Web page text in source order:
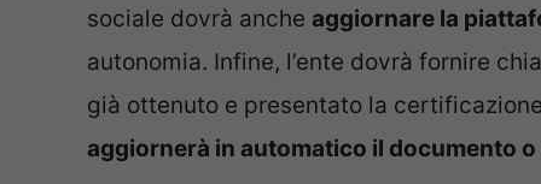
sociale dovrà anche aggiornare la
autonomia. Infine, l’ente dovrà fornire
già ottenuto e presentato la
aggiornerà in automatico il documento